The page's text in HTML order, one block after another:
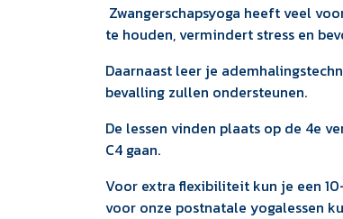
Zwangerschapsyoga heeft veel
te houden, vermindert stress en
Daarnaast leer je
bevalling zullen ondersteunen.
De lessen vinden plaats op de 4e
C4 gaan.
Voor extra flexibiliteit kun je een
voor onze postnatale yogalessen